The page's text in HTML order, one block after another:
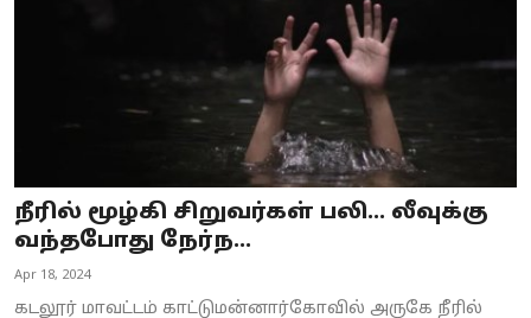
நீரில் மூழ்கி சிறுவர்கள் பலி... லீவுக்கு
வந்தபோது நேர்ந...
Apr 18, 2024
கடலூர் மாவட்டம் காட்டுமன்னார்கோவில் அருகே நீரில்